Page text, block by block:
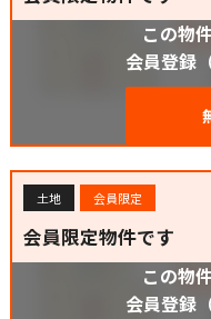
この物
会員登録
土地 会員限定
会員限定物件です
この物
会員登録